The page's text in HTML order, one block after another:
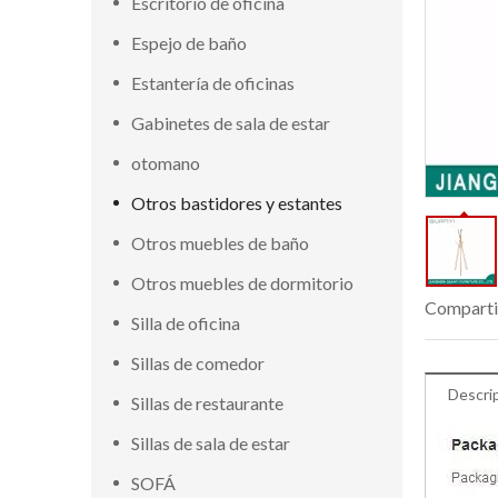
Espejo de baño
Estantería de oficinas
Gabinetes de sala de estar
otomano
Otros bastidores y estantes
Otros muebles de baño
Otros muebles de dormitorio
Silla de oficina
Sillas de comedor
Sillas de restaurante
Sillas de sala de estar
SOFÁ